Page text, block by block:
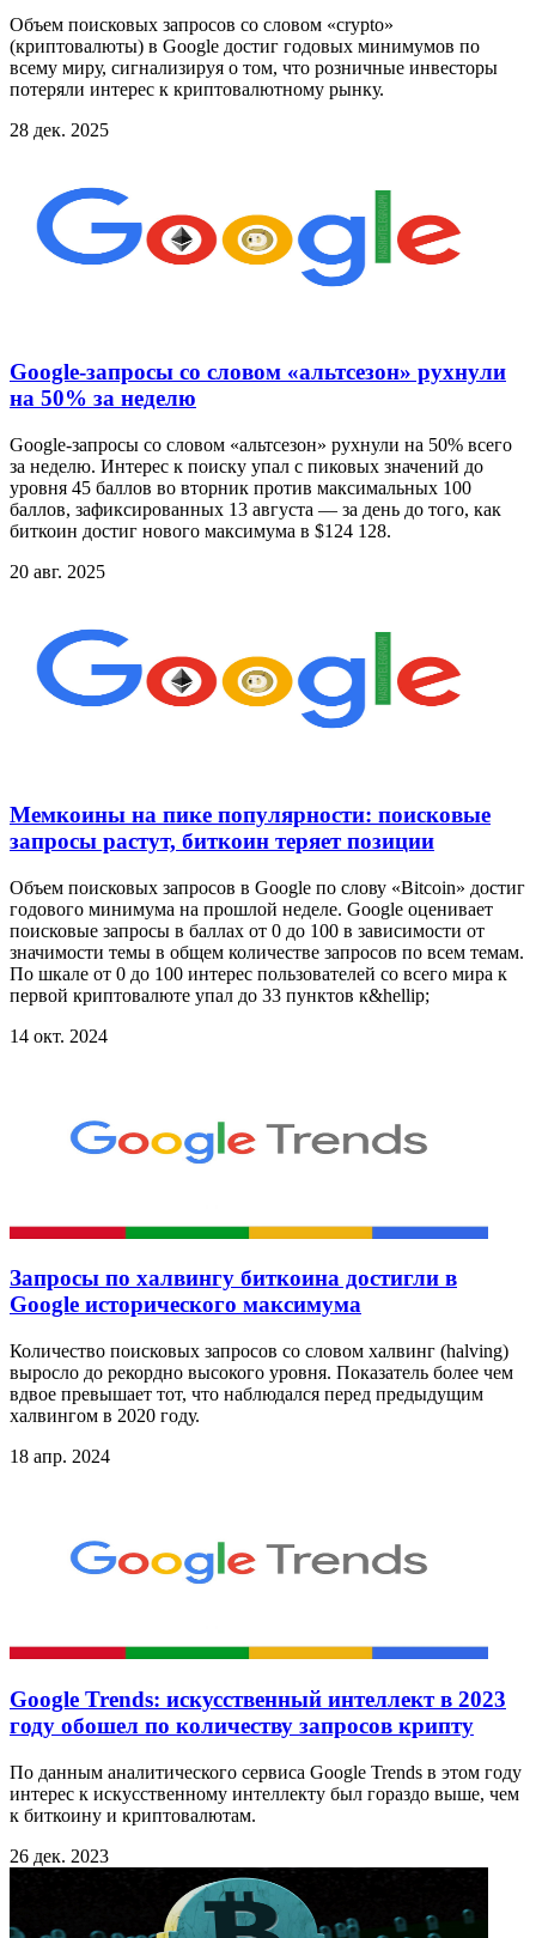
Объем поисковых запросов со словом «crypto»
(криптовалюты) в Google достиг годовых минимумов по
всему миру, сигнализируя о том, что розничные инвесторы
потеряли интерес к криптовалютному рынку.
28 дек. 2025
Google-запросы со словом «альтсезон» рухнули
на 50% за неделю
Google-запросы со словом «альтсезон» рухнули на 50% всего
за неделю. Интерес к поиску упал с пиковых значений до
уровня 45 баллов во вторник против максимальных 100
баллов, зафиксированных 13 августа — за день до того, как
биткоин достиг нового максимума в $124 128.
20 авг. 2025
Мемкоины на пике популярности: поисковые
запросы растут, биткоин теряет позиции
Объем поисковых запросов в Google по слову «Bitcoin» достиг
годового минимума на прошлой неделе. Google оценивает
поисковые запросы в баллах от 0 до 100 в зависимости от
значимости темы в общем количестве запросов по всем темам.
По шкале от 0 до 100 интерес пользователей со всего мира к
первой криптовалюте упал до 33 пунктов к&hellip;
14 окт. 2024
Запросы по халвингу биткоина достигли в
Google исторического максимума
Количество поисковых запросов со словом халвинг (halving)
выросло до рекордно высокого уровня. Показатель более чем
вдвое превышает тот, что наблюдался перед предыдущим
халвингом в 2020 году.
18 апр. 2024
Google Trends: искусственный интеллект в 2023
году обошел по количеству запросов крипту
По данным аналитического сервиса Google Trends в этом году
интерес к искусственному интеллекту был гораздо выше, чем
к биткоину и криптовалютам.
26 дек. 2023